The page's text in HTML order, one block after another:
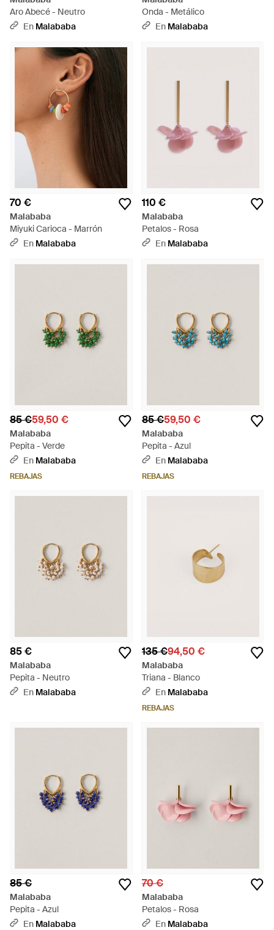
Aro Abecé - Neutro
En Malababa
Onda - Metálico
En Malababa
70 €
Malababa
Miyuki Carioca - Marrón
En Malababa
110 €
Malababa
Petalos - Rosa
En Malababa
85 €59,50 €
Malababa
Pepita - Verde
En Malababa
REBAJAS
85 €59,50 €
Malababa
Pepita - Azul
En Malababa
REBAJAS
85 €
Malababa
Pepita - Neutro
En Malababa
135 €94,50 €
Malababa
Triana - Blanco
En Malababa
REBAJAS
85 €
Malababa
Pepita - Azul
En Malababa
70 €
Malababa
Petalos - Rosa
En Malababa